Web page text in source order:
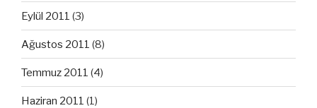
Eylül 2011 (3)
Ağustos 2011 (8)
Temmuz 2011 (4)
Haziran 2011 (1)